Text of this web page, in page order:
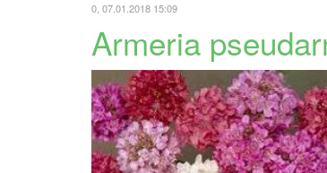
0, 07.01.2018 15:09
Armeria